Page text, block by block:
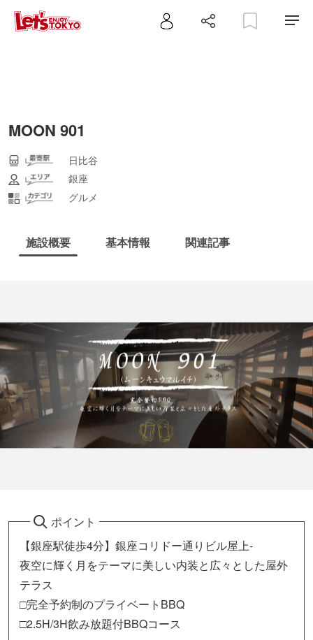
MOON 901
日比谷
銀座
グルメ
施設概要 基本情報 関連記事
ポイント
【銀座駅徒歩4分】銀座コリドー通りビル屋上-
夜空に輝く月をテーマに美しい内装と広々とした屋外
テラス
□完全予約制のプライベートBBQ
□2.5H/3H飲み放題付BBQコース